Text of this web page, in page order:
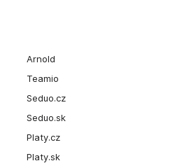
Arnold
Teamio
Seduo.cz
Seduo.sk
Platy.cz
Platy.sk